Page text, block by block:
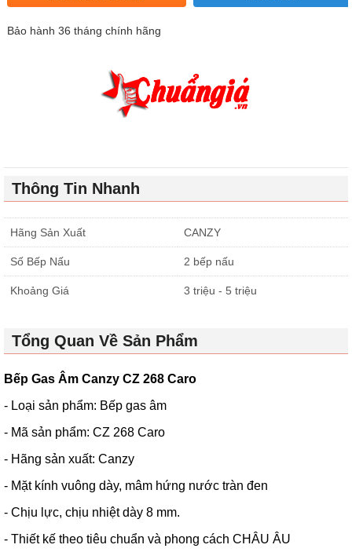
Bảo hành 36 tháng chính hãng
Thông Tin Nhanh
Hãng Sản Xuất CANZY
Số Bếp Nấu 2 bếp nấu
Khoảng Giá 3 triệu - 5 triệu
Tổng Quan Về Sản Phẩm
Bếp Gas Âm Canzy CZ 268 Caro
- Loại sản phẩm: Bếp gas âm
- Mã sản phẩm: CZ 268 Caro
- Hãng sản xuất: Canzy
- Mặt kính vuông dày, mâm hứng nước tràn đen
- Chịu lực, chịu nhiệt dày 8 mm.
- Thiết kế theo tiêu chuẩn và phong cách CHÂU ÂU